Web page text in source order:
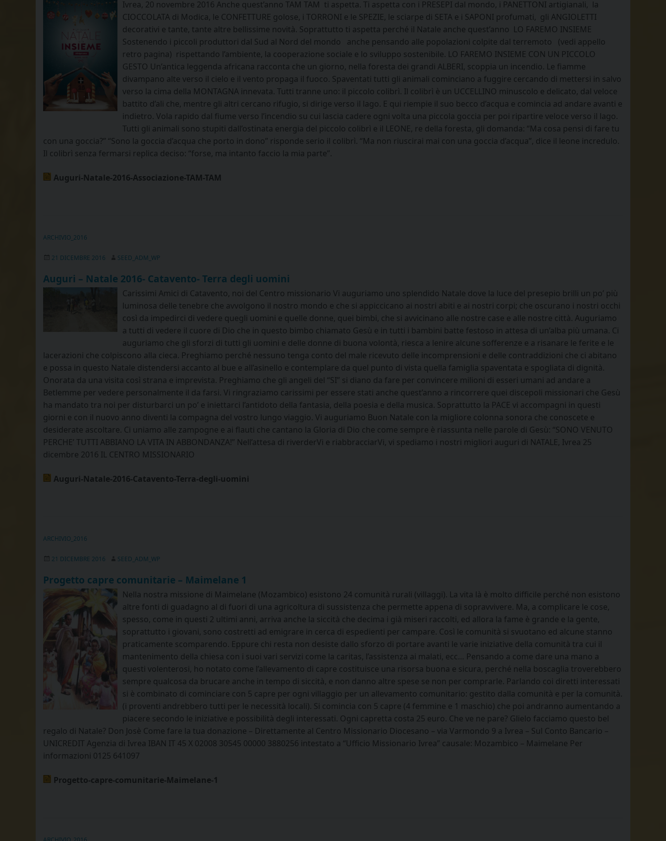
Ivrea, 20 novembre 2016 Anche quest’anno TAM TAM ti aspetta. Ti aspetta con i PRESEPI dal mondo, i PANETTONI artigianali, la
CIOCCOLATA di Modica, le CONFETTURE golose, i TORRONI e le SPEZIE, le sciarpe di SETA e i SAPONI profumati, gli ANGIOLETTI
decorativi e tante, tante altre bellissime novità. Soprattutto ti aspetta perché il Natale anche quest’anno LO FAREMO INSIEME
Sostenendo i piccoli produttori dal Sud al Nord del mondo ­ anche pensando alle popolazioni colpite dal terremoto ­ ­ (vedi appello
retro pagina) ­ rispettando l’ambiente, la cooperazione sociale e lo sviluppo sostenibile. LO FAREMO INSIEME CON UN PICCOLO
GESTO Un’antica leggenda africana racconta che un giorno, nella foresta dei grandi ALBERI, scoppia un incendio. Le fiamme
divampano alte verso il cielo e il vento propaga il fuoco. Spaventati tutti gli animali cominciano a fuggire cercando di mettersi in salvo
verso la cima della MONTAGNA innevata. Tutti tranne uno: il piccolo colibrì. Il colibrì è un UCCELLINO minuscolo e delicato, dal veloce
battito d’ali che, mentre gli altri cercano rifugio, si dirige verso il lago. E qui riempie il suo becco d’acqua e comincia ad andare avanti e
indietro. Vola rapido dal fiume verso l’incendio su cui lascia cadere ogni volta una piccola goccia per poi ripartire veloce verso il lago.
Tutti gli animali sono stupiti dall’ostinata energia del piccolo colibrì e il LEONE, re della foresta, gli domanda: “Ma cosa pensi di fare tu
con una goccia?” “Sono la goccia d’acqua che porto in dono” risponde serio il colibrì. “Ma non riuscirai mai con una goccia d’acqua”, dice il leone incredulo.
Il colibrì senza fermarsi replica deciso: “forse, ma intanto faccio la mia parte”.
Auguri-Natale-2016-Associazione-TAM-TAM
ARCHIVIO_2016
21 DICEMBRE 2016 SEED_ADM_WP
Auguri – Natale 2016- Catavento- Terra degli uomini
Carissimi Amici di Catavento, noi del Centro missionario Vi auguriamo uno splendido Natale dove la luce del presepio brilli un po’ più
luminosa delle tenebre che avvolgono il nostro mondo e che si appiccicano ai nostri abiti e ai nostri corpi; che oscurano i nostri occhi
così da impedirci di vedere quegli uomini e quelle donne, quei bimbi, che si avvicinano alle nostre case e alle nostre città. Auguriamo
a tutti di vedere il cuore di Dio che in questo bimbo chiamato Gesù e in tutti i bambini batte festoso in attesa di un’alba più umana. Ci
auguriamo che gli sforzi di tutti gli uomini e delle donne di buona volontà, riesca a lenire alcune sofferenze e a risanare le ferite e le
lacerazioni che colpiscono alla cieca. Preghiamo perché nessuno tenga conto del male ricevuto delle incomprensioni e delle contraddizioni che ci abitano
e possa in questo Natale distendersi accanto al bue e all’asinello e contemplare da quel punto di vista quella famiglia spaventata e spogliata di dignità.
Onorata da una visita così strana e imprevista. Preghiamo che gli angeli del “SI” si diano da fare per convincere milioni di esseri umani ad andare a
Betlemme per vedere personalmente il da farsi. Vi ringraziamo carissimi per essere stati anche quest’anno a rincorrere quei discepoli missionari che Gesù
ha mandato tra noi per disturbarci un po’ e iniettarci l’antidoto della fantasia, della poesia e della musica. Soprattutto la PACE vi accompagni in questi
giorni e con il nuovo anno diventi la compagna del vostro lungo viaggio. Vi auguriamo Buon Natale con la migliore colonna sonora che conoscete e
desiderate ascoltare. Ci uniamo alle zampogne e ai flauti che cantano la Gloria di Dio che come sempre è riassunta nelle parole di Gesù: “SONO VENUTO
PERCHE’ TUTTI ABBIANO LA VITA IN ABBONDANZA!” Nell’attesa di riverderVi e riabbracciarVi, vi spediamo i nostri migliori auguri di NATALE, Ivrea 25
dicembre 2016 IL CENTRO MISSIONARIO
Auguri-Natale-2016-Catavento-Terra-degli-uomini
ARCHIVIO_2016
21 DICEMBRE 2016 SEED_ADM_WP
Progetto capre comunitarie – Maimelane 1
Nella nostra missione di Maimelane (Mozambico) esistono 24 comunità rurali (villaggi). La vita là è molto difficile perché non esistono
altre fonti di guadagno al di fuori di una agricoltura di sussistenza che permette appena di sopravvivere. Ma, a complicare le cose,
spesso, come in questi 2 ultimi anni, arriva anche la siccità che decima i già miseri raccolti, ed allora la fame è grande e la gente,
soprattutto i giovani, sono costretti ad emigrare in cerca di espedienti per campare. Così le comunità si svuotano ed alcune stanno
praticamente scomparendo. Eppure chi resta non desiste dallo sforzo di portare avanti le varie iniziative della comunità tra cui il
mantenimento della chiesa con i suoi vari servizi come la caritas, l’assistenza ai malati, ecc… Pensando a come dare una mano a
questi volenterosi, ho notato come l’allevamento di capre costituisce una risorsa buona e sicura, perché nella boscaglia troverebbero
sempre qualcosa da brucare anche in tempo di siccità, e non danno altre spese se non per comprarle. Parlando coi diretti interessati
si è combinato di cominciare con 5 capre per ogni villaggio per un allevamento comunitario: gestito dalla comunità e per la comunità.
(i proventi andrebbero tutti per le necessità locali). Si comincia con 5 capre (4 femmine e 1 maschio) che poi andranno aumentando a
piacere secondo le iniziative e possibilità degli interessati. Ogni capretta costa 25 euro. Che ve ne pare? Glielo facciamo questo bel
regalo di Natale? Don Josè Come fare la tua donazione – Direttamente al Centro Missionario Diocesano – via Varmondo 9 a Ivrea – Sul Conto Bancario –
UNICREDIT Agenzia di Ivrea IBAN IT 45 X 02008 30545 00000 3880256 intestato a “Ufficio Missionario Ivrea” causale: Mozambico – Maimelane Per
informazioni 0125 641097
Progetto-capre-comunitarie-Maimelane-1